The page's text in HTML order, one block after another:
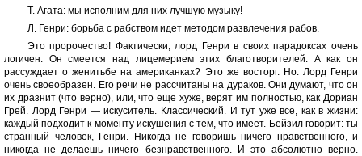
Т. Агата: мы исполним для них лучшую музыку!
Л. Генри: борьба с рабством идет методом развлечения рабов.
Это пророчество! Фактически, лорд Генри в своих парадоксах очень
логичен. Он смеется над лицемерием этих благотворителей. А как он
рассуждает о женитьбе на американках? Это же восторг. Но. Лорд Генри
очень своеобразен. Его речи не рассчитаны на дураков. Они думают, что он
их дразнит (что верно), или, что еще хуже, верят им полностью, как Дориан
Грей. Лорд Генри — искуситель. Классический. И тут уже все, как в жизни:
каждый подходит к моменту искушения с тем, что имеет. Бейзил говорит: ты
странный человек, Генри. Никогда не говоришь ничего нравственного, и
никогда не делаешь ничего безнравственного. И это абсолютно верно.